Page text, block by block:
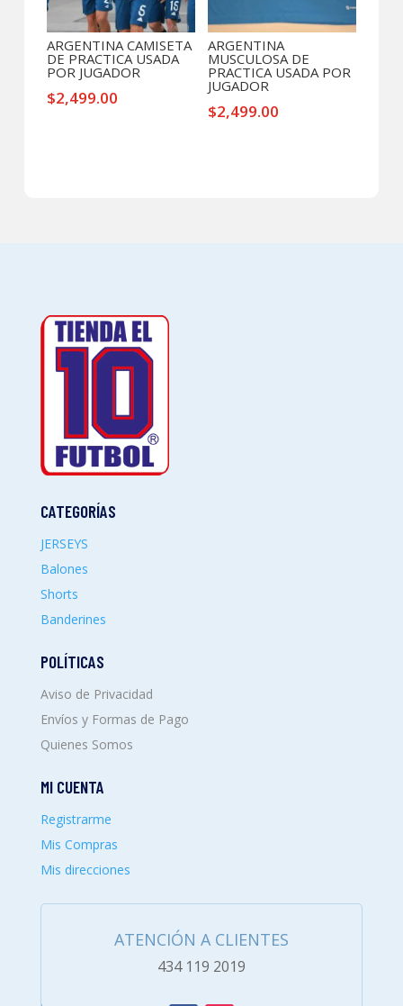
ARGENTINA CAMISETA
DE PRACTICA USADA
POR JUGADOR
$2,499.00
ARGENTINA
MUSCULOSA DE
PRACTICA USADA POR
JUGADOR
$2,499.00
CATEGORÍAS
JERSEYS
Balones
Shorts
Banderines
POLÍTICAS
Aviso de Privacidad
Envíos y Formas de Pago
Quienes Somos
MI CUENTA
Registrarme
Mis Compras
Mis direcciones
ATENCIÓN A CLIENTES
434 119 2019